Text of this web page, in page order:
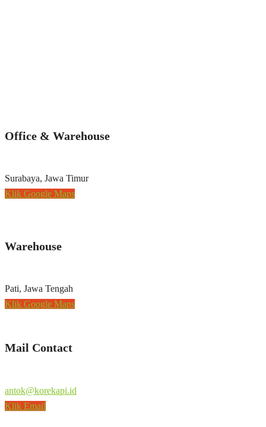
Office & Warehouse
Surabaya, Jawa Timur
Klik Google Maps
Warehouse
Pati, Jawa Tengah
Klik Google Maps
Mail Contact
antok@korekapi.id
Klik Email